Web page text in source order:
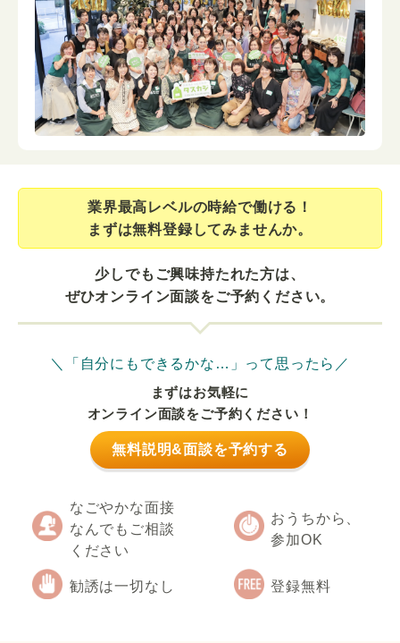
業界最⾼レベルの時給で働ける！
まずは無料登録してみませんか。
少しでもご興味持たれた方は、
ぜひオンライン面談をご予約ください。
＼「自分にもできるかな…」って思ったら／
まずはお気軽に
オンライン面談をご予約ください！
無料説明&面談を予約する
なごやかな面接
なんでもご相談
ください
おうちから、
参加OK
勧誘は一切なし 登録無料